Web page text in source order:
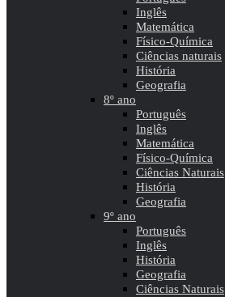
Inglês
Matemática
Físico-Química
Ciências naturais
História
Geografia
8º ano
Português
Inglês
Matemática
Físico-Química
Ciências Naturais
História
Geografia
9º ano
Português
Inglês
História
Geografia
Ciências Naturais